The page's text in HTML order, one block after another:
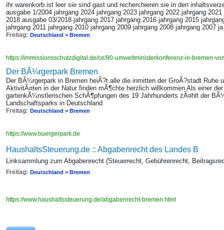
ihr warenkorb ist leer sie sind gast und recherchieren sie in den
ausgabe 1/2004 jahrgang 2024 jahrgang 2023 jahrgang 2022 jahrgang
2018 ausgabe 03/2018 jahrgang 2017 jahrgang 2016 jahrgang 2015
jahrgang 2011 jahrgang 2010 jahrgang 2009 jahrgang 2008 jahrgang 2007 ja
Freitag: Deutschland > Bremen
https://immissionsschutzdigital.de/ce/90-umweltministerkonferenz-in-bremen-
Der BÃ¼rgerpark Bremen
Der BÃ¼rgerpark in Bremen heiÃ?t alle die inmitten der GroÃ?stadt Ruhe
AktivitÃ¤ten in der Natur finden mÃ¶chte herzlich willkommen Als einer
gartenkÃ¼nstlerischen SchÃ¶pfungen des 19 Jahrhunderts zÃ¤hlt der
Landschaftsparks in Deutschland
Freitag: Deutschland > Bremen
https://www.buergerpark.de
HaushaltsSteuerung.de :: Abgabenrecht des Landes B
Linksammlung zum Abgabenrecht (Steuerrecht, Gebührenrecht,
Freitag: Deutschland > Bremen
https://www.haushaltssteuerung.de/abgabenrecht-bremen.html